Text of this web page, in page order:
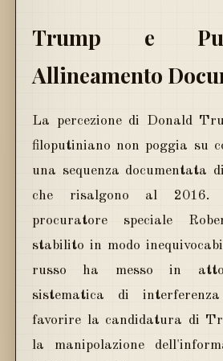
Trump e
Allineamento
La percezione di Donald
filoputiniano non poggia su
una sequenza documentata
che risalgono al 2016.
procuratore speciale
stabilito in modo
russo ha messo in atto
sistematica di
favorire la candidatura di
la manipolazione